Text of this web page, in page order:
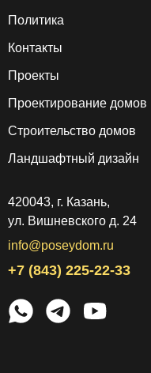
420043, г. Казань,
ул. Вишневского д. 24
+7 (843) 225-22-33
info@poseydom.ru
Политика
Контакты
Проекты
Проектирование домов
Строительство домов
Ландшафтный дизайн